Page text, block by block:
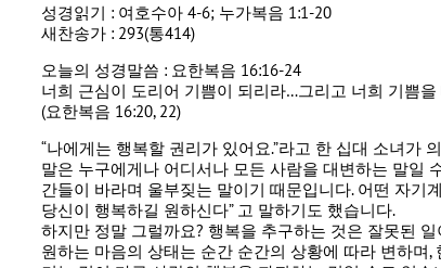
성경읽기 : 여호수아 4-6; 누가복음 1:1-20
새찬송가 : 293(통414)
오늘의 성경말씀 : 요한복음 16:16-24
너희 근심이 도리어 기쁨이 되리라…그리고 너희 기쁨
(요한복음 16:20, 22)
“나에게는 행복할 권리가 있어요.”라고 한 십대 소녀가
말은 누구에게나 어디서나 모든 사람을 대변하는 말일
간들이 바라며 울부짖는 말이기 때문입니다. 어떤 자기
당신이 행복하길 원하신다” 고 말하기도 했습니다.
하지만 정말 그럴까요? 행복을 추구하는 것은 잘못된 일
원하는 마음의 상태는 순간 순간의 상황에 따라 변하며,